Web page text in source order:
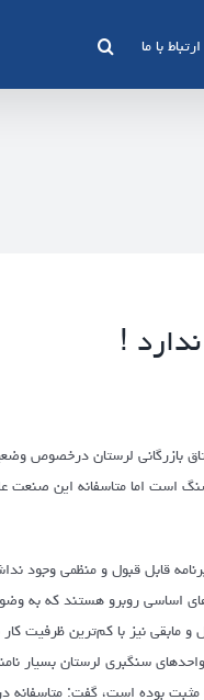
ارتباط با ما
!
بازرگانی لرستان درخصوص
است اما متاسفانه این صنعت
قابل قبول و منظمی وجود
اساسی روبرو هستند که به
سنگبری استان تعطیل و مابقی نیز با
سنگبری لرستان بسیار
بوده است، گفت: متاسفانه